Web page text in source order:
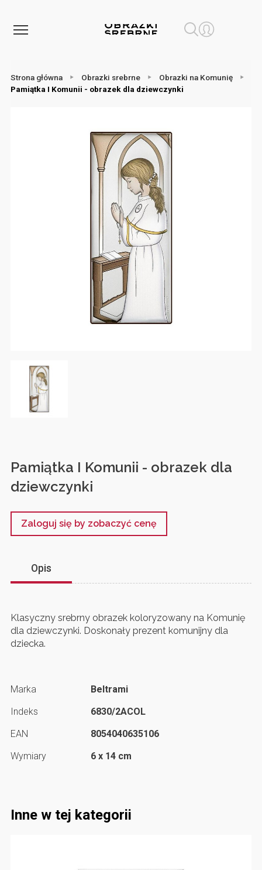
Strona główna Obrazki srebrne
Obrazki na Komunię
Pamiątka I Komunii - obrazek dla dziewczynki
Pamiątka I Komunii - obrazek dla
dziewczynki
Zaloguj się by zobaczyć cenę
Opis
Klasyczny srebrny obrazek koloryzowany na Komunię
dla dziewczynki. Doskonały prezent komunijny dla
dziecka.
Marka
Beltrami
Indeks
6830/2ACOL
EAN
8054040635106
Wymiary
6 x 14 cm
Inne w tej kategorii